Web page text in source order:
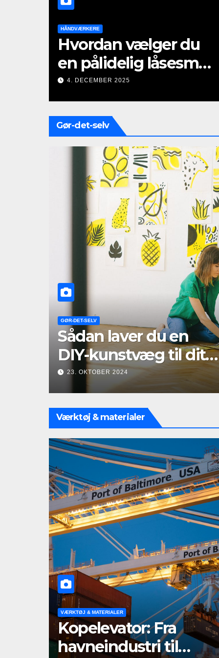
HÅNDVÆRKERE
Hvordan vælger du
en pålidelig låsesmed
i dit lokalområde
4. DECEMBER 2025
Gør-det-selv
GØR-DET-SELV
Sådan laver du en
DIY-kunstvæg til dit
hjem
23. OKTOBER 2024
Værktøj & materialer
VÆRKTØJ & MATERIALER
Kopelevator: Fra
havneindustri til